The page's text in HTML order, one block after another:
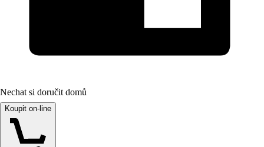
Nechat si doručit domů
Koupit on-line